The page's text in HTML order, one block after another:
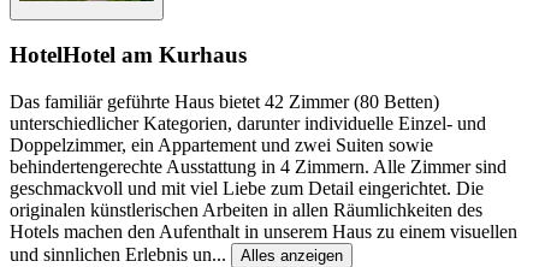
HotelHotel am Kurhaus
Das familiär geführte Haus bietet 42 Zimmer (80 Betten)
unterschiedlicher Kategorien, darunter individuelle Einzel- und
Doppelzimmer, ein Appartement und zwei Suiten sowie
behindertengerechte Ausstattung in 4 Zimmern. Alle Zimmer sind
geschmackvoll und mit viel Liebe zum Detail eingerichtet. Die
originalen künstlerischen Arbeiten in allen Räumlichkeiten des
Hotels machen den Aufenthalt in unserem Haus zu einem visuellen
und sinnlichen Erlebnis un... Alles anzeigen